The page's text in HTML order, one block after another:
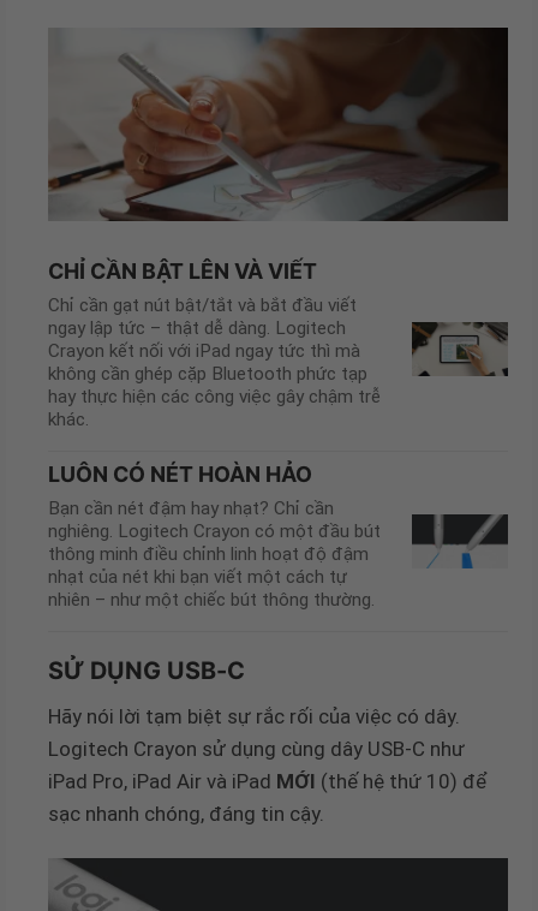
CHỈ CẦN BẬT LÊN VÀ VIẾT
Chỉ cần gạt nút bật/tắt và bắt đầu viết
ngay lập tức – thật dễ dàng. Logitech
Crayon kết nối với iPad ngay tức thì mà
không cần ghép cặp Bluetooth phức tạp
hay thực hiện các công việc gây chậm trễ
khác.
LUÔN CÓ NÉT HOÀN HẢO
Bạn cần nét đậm hay nhạt? Chỉ cần
nghiêng. Logitech Crayon có một đầu bút
thông minh điều chỉnh linh hoạt độ đậm
nhạt của nét khi bạn viết một cách tự
nhiên – như một chiếc bút thông thường.
SỬ DỤNG USB-C
Hãy nói lời tạm biệt sự rắc rối của việc có dây.
Logitech Crayon sử dụng cùng dây USB-C như
iPad Pro, iPad Air và iPad MỚI (thế hệ thứ 10) để
sạc nhanh chóng, đáng tin cậy.